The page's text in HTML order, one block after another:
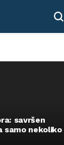
savršen
samo nekoliko